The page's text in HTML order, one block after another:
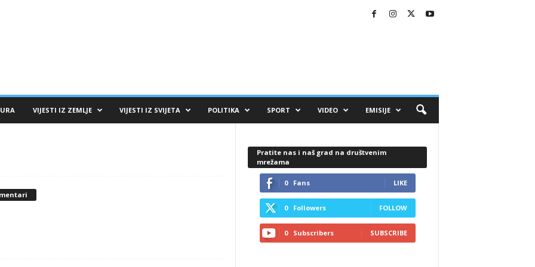
VIJESTI IZ ZEMLJE VIJESTI IZ SVIJETA POLITIKA SPORT VIDEO EMISIJE
Pratite nas i naš grad na društvenim
mrežama
0 Fans LIKE
0 Followers FOLLOW
0 Subscribers SUBSCRIBE